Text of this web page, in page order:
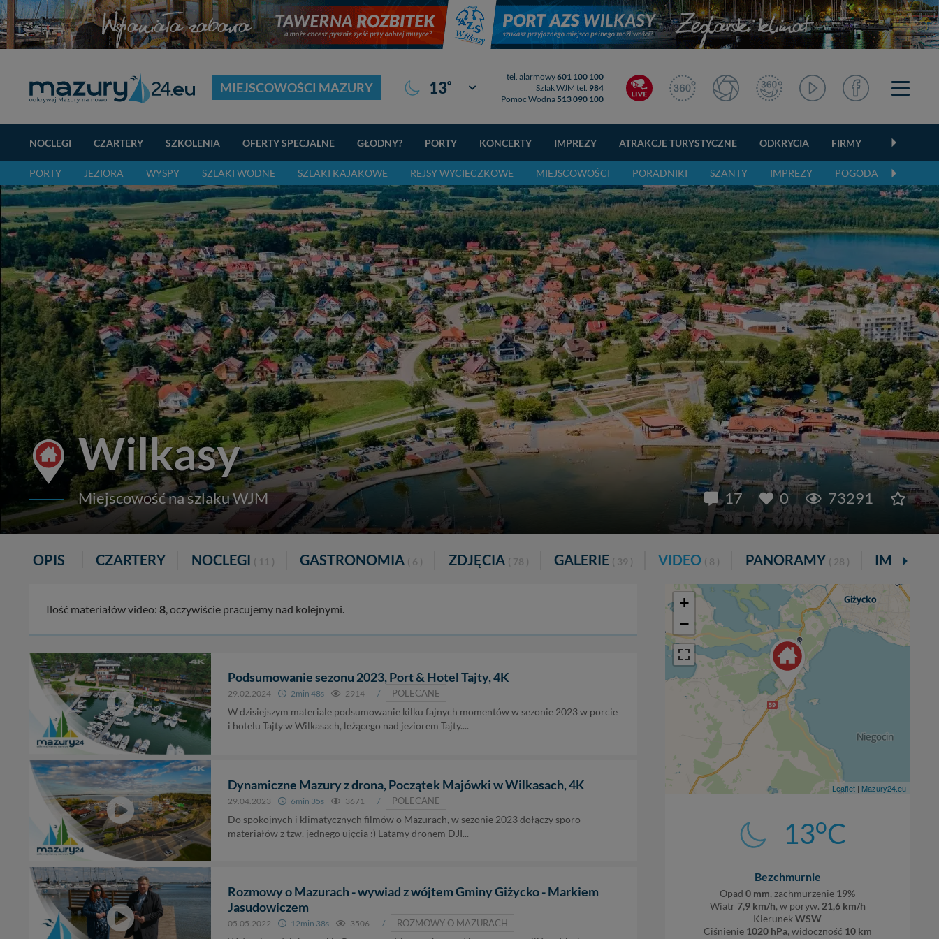
MIEJSCOWOŚCI MAZURY 13° Giżycko
tel. alarmowy601 100 100
Szlak WJM tel. 984
Pomoc Wodna 513 090 100
NOCLEGI CZARTERY SZKOLENIA OFERTY SPECJALNE GŁODNY? PORTY KONCERTY IMPREZY ATRAKCJE TURYSTYCZNE ODKRYCIA FIRMY
PORTY JEZIORA WYSPY SZLAKI WODNE SZLAKI KAJAKOWE REJSY WYCIECZKOWE MIEJSCOWOŚCI PORADNIKI SZANTY IMPREZY POGODA
Wilkasy
Miejscowość na szlaku WJM 17 0 73291
OPIS CZARTERY NOCLEGI ( 11 ) GASTRONOMIA ( 6 ) ZDJĘCIA ( 78 ) GALERIE ( 39 ) VIDEO ( 8 ) PANORAMY ( 28 ) IMPREZY
Ilość materiałów video: 8, oczywiście pracujemy nad kolejnymi.
Podsumowanie sezonu 2023, Port & Hotel Tajty, 4K
29.02.2024 2min 48s 2914 /
POLECANE
W dzisiejszym materiale podsumowanie kilku fajnych momentów w sezonie 2023 w porcie
i hotelu Tajty w Wilkasach, leżącego nad jeziorem Tajty....
Dynamiczne Mazury z drona, Początek Majówki w Wilkasach, 4K
29.04.2023 6min 35s 3671 /
POLECANE
Do spokojnych i klimatycznych filmów o Mazurach, w sezonie 2023 dołączy sporo
materiałów z tzw. jednego ujęcia :) Latamy dronem DJI...
Rozmowy o Mazurach - wywiad z wójtem Gminy Giżycko - Markiem
Jasudowiczem
05.05.2022 12min 38s 3506 /
ROZMOWY O MAZURACH
+
−
Leaflet | Mazury24.eu
13oC
Bezchmurnie
Opad 0 mm, zachmurzenie 19%
Wiatr 7,9 km/h, w poryw. 21,6 km/h
KierunekWSW
Ciśnienie 1020 hPa, widoczność 10 km